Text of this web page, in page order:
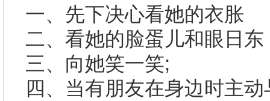
一、先下决心看她的衣胀
二、看她的脸蛋儿和眼日东
三、向她笑一笑;
四、当有朋友在身边时主